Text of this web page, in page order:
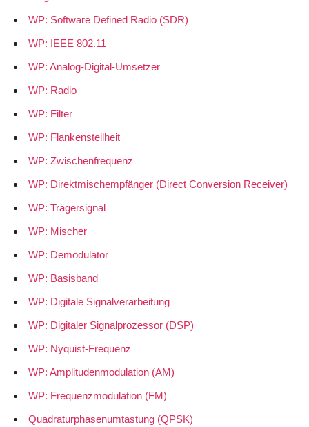
WP: Software Defined Radio (SDR)
WP: IEEE 802.11
WP: Analog-Digital-Umsetzer
WP: Radio
WP: Filter
WP: Flankensteilheit
WP: Zwischenfrequenz
WP: Direktmischempfänger (Direct Conversion Receiver)
WP: Trägersignal
WP: Mischer
WP: Demodulator
WP: Basisband
WP: Digitale Signalverarbeitung
WP: Digitaler Signalprozessor (DSP)
WP: Nyquist-Frequenz
WP: Amplitudenmodulation (AM)
WP: Frequenzmodulation (FM)
Quadraturphasenumtastung (QPSK)